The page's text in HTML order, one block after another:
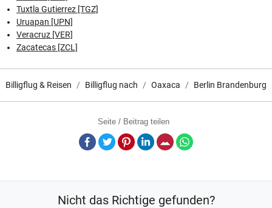
Tuxtla Gutierrez [TGZ]
Uruapan [UPN]
Veracruz [VER]
Zacatecas [ZCL]
Billigflug & Reisen Billigflug nach Oaxaca Berlin Brandenburg
Seite / Beitrag teilen
Facebook
TwitterPinterestLinkedInE-Mail
Nicht das Richtige gefunden?